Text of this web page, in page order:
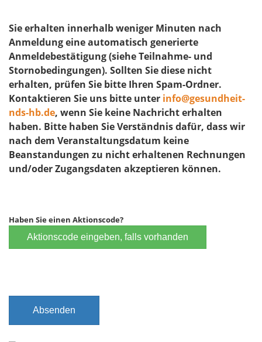
Sie erhalten innerhalb weniger Minuten nach
Anmeldung eine automatisch generierte
Anmeldebestätigung (siehe Teilnahme- und
Stornobedingungen). Sollten Sie diese nicht
erhalten, prüfen Sie bitte Ihren Spam-Ordner.
Kontaktieren Sie uns bitte unter info@gesundheit-
nds-hb.de, wenn Sie keine Nachricht erhalten
haben. Bitte haben Sie Verständnis dafür, dass wir
nach dem Veranstaltungsdatum keine
Beanstandungen zu nicht erhaltenen Rechnungen
und/oder Zugangsdaten akzeptieren können.
Haben Sie einen Aktionscode?
Aktionscode eingeben, falls vorhanden
Absenden